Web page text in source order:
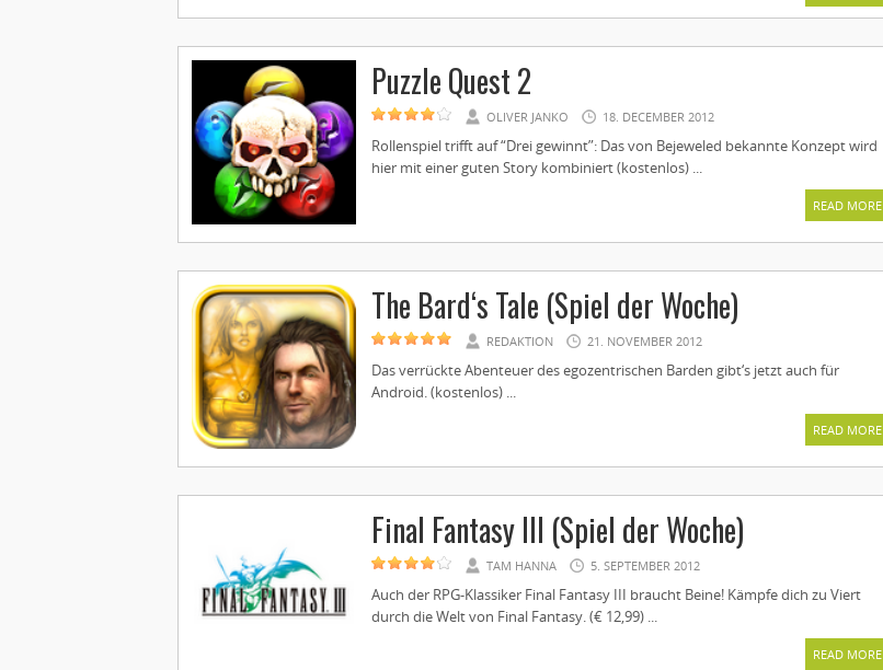
Puzzle Quest 2
OLIVER JANKO 18. DECEMBER 2012
Rollenspiel trifft auf “Drei gewinnt”: Das von Bejeweled bekannte Konzept wird
hier mit einer guten Story kombiniert (kostenlos) ...
READ MORE
The Bard‘s Tale (Spiel der Woche)
REDAKTION 21. NOVEMBER 2012
Das verrückte Abenteuer des egozentrischen Barden gibt‘s jetzt auch für
Android. (kostenlos) ...
READ MORE
Final Fantasy III (Spiel der Woche)
TAM HANNA 5. SEPTEMBER 2012
Auch der RPG-Klassiker Final Fantasy III braucht Beine! Kämpfe dich zu Viert
durch die Welt von Final Fantasy. (€ 12,99) ...
READ MORE